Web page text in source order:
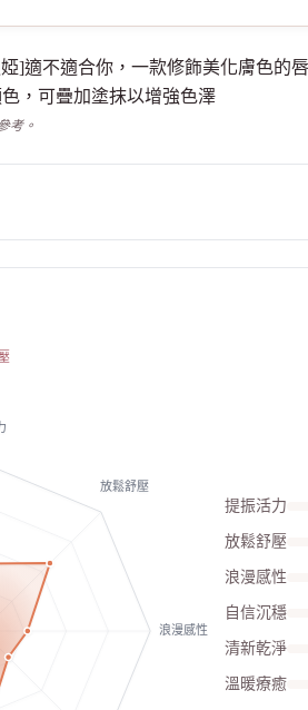
]適不適合你，一款修飾美化膚色
，可疊加塗抹以增強色澤
考。
放鬆舒壓
浪漫感性
提振活力
放鬆舒壓
浪漫感性
自信沉穩
清新乾淨
溫暖療癒